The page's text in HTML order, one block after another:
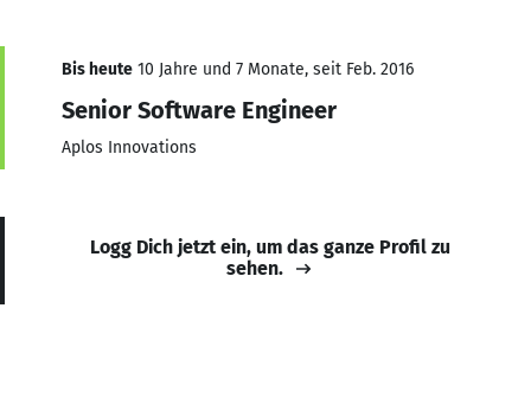
Bis heute 10 Jahre und 7 Monate, seit Feb. 2016
Senior Software Engineer
Aplos Innovations
Logg Dich jetzt ein, um das ganze Profil zu
sehen.